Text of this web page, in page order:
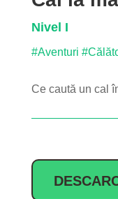
Nivel I
#Aventuri
Ce caută un cal